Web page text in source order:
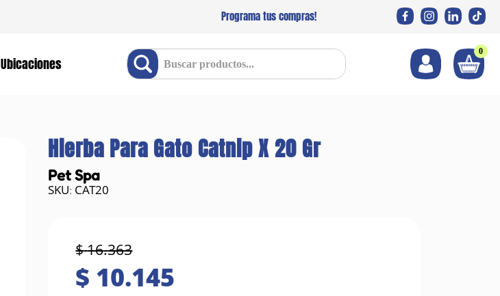
Programa tus compras!
Ubicaciones
Buscar productos... 0
Hierba Para Gato Catnip X 20 Gr
Pet Spa
: CAT20
$16.363
$ 10.145